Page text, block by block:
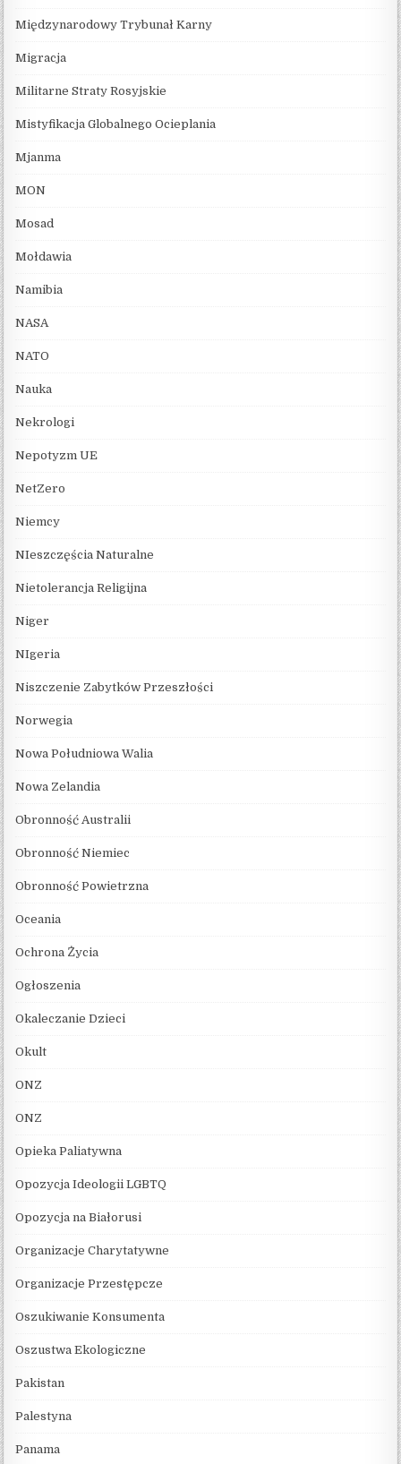
Międzynarodowy Trybunał Karny
Migracja
Militarne Straty Rosyjskie
Mistyfikacja Globalnego Ocieplania
Mjanma
MON
Mosad
Mołdawia
Namibia
NASA
NATO
Nauka
Nekrologi
Nepotyzm UE
NetZero
Niemcy
NIeszczęścia Naturalne
Nietolerancja Religijna
Niger
NIgeria
Niszczenie Zabytków Przeszłości
Norwegia
Nowa Południowa Walia
Nowa Zelandia
Obronność Australii
Obronność Niemiec
Obronność Powietrzna
Oceania
Ochrona Życia
Ogłoszenia
Okaleczanie Dzieci
Okult
ONZ
ONZ
Opieka Paliatywna
Opozycja Ideologii LGBTQ
Opozycja na Białorusi
Organizacje Charytatywne
Organizacje Przestępcze
Oszukiwanie Konsumenta
Oszustwa Ekologiczne
Pakistan
Palestyna
Panama